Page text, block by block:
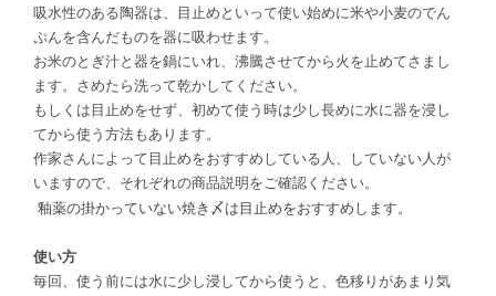
吸水性のある陶器は、目止めといって使い始めに米や小麦のでん
ぷんを含んだものを器に吸わせます。
お米のとぎ汁と器を鍋にいれ、沸騰させてから火を止めてさまし
ます。さめたら洗って乾かしてください。
もしくは目止めをせず、初めて使う時は少し長めに水に器を浸し
てから使う方法もあります。
作家さんによって目止めをおすすめしている人、していない人が
いますので、それぞれの商品説明をご確認ください。
釉薬の掛かっていない焼き〆は目止めをおすすめします。
使い方
毎回、使う前には水に少し浸してから使うと、色移りがあまり気